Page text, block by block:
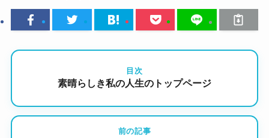
目次
素晴らしき私の人生のトップページ
前の記事